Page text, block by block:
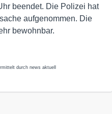
beendet. Die Polizei hat
aufgenommen. Die
bewohnbar.
durch news aktuell